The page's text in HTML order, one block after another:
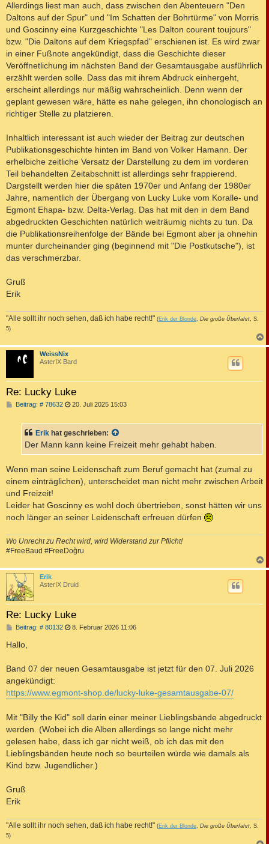
Allerdings liest man auch, dass zwischen den Abenteuern "Den
Daltons auf der Spur" und "Im Schatten der Bohrtürme" von Morris
und Goscinny eine Kurzgeschichte "Les Dalton courent toujours"
bzw. "Die Daltons auf dem Kriegspfad" erschienen ist. Es wird zwar
in einer Fußnote angekündigt, dass die Geschichte dieser
Veröffnetlichung im nächsten Band der Gesamtausgabe ausführlich
erzählt werden solle. Dass das mit ihrem Abdruck einhergeht,
erscheint allerdings nur mäßig wahrscheinlich. Denn wenn der
geplant gewesen wäre, hätte es nahe gelegen, ihn chonologisch an
richtiger Stelle zu platzieren.
Inhaltlich interessant ist auch wieder der Beitrag zur deutschen
Publikationsgeschichte hinten im Band von Volker Hamann. Der
erhelbiche zeitliche Versatz der Darstellung zu dem im vorderen
Teil behandelten Zeitabschnitt ist allerdings sehr frappierend.
Dargstellt werden hier die späten 1970er und Anfang der 1980er
Jahre, namentlich der Übergang von Lucky Luke vom Koralle- und
Egmont Ehapa- bzw. Delta-Verlag. Das hat mit den in dem Band
abgedruckten Geschichten natürlich weiträumig nichts zu tun. Da
die Publikationsreihenfolge der Bände bei Egmont aber ja ohnehin
munter durcheinander ging (beginnend mit "Die Postkutsche"), ist
das verschmerzbar.
Gruß
Erik
"Alle sollt ihr noch sehen, daß ich habe recht!" (Erik der Blonde Die große Überfahrt , S.
5)
a
WeissNix
AsterIX Bard
Re: Lucky Luke
Beitrag: # 78632B
r
a
20. Juli 2025 15:03
Erik hat geschrieben:
Der Mann kann keine Freizeit mehr gehabt haben.
Wenn man seine Leidenschaft zum Beruf gemacht hat (zumal zu
einem einträglichen), unterscheidet man nicht mehr zwischen Arbeit
und Freizeit!
Leider hat Goscinny es wohl doch übertrieben, sonst hätten wir uns
noch länger an seiner Leidenschaft erfreuen dürfen
Wo Unrecht zu Recht wird, wird Widerstand zur Pflicht!
#FreeBaud #FreeDoğru
a
Erik
AsterIX Druid
Re: Lucky Luke
Beitrag: # 80132B
g
8. Februar 2026 11:06
Hallo,
Band 07 der neuen Gesamtausgabe ist jetzt für den 07. Juli 2026
angekündigt:
https://www.egmont-shop.de/lucky-luke-gesamtausgabe-07/
Mit "Billy the Kid" soll darin einer meiner Lieblingsbände abgedruckt
werden. (Wobei ich die Alben allerdings so lange nicht mehr
gelesen habe, dass ich gar nicht weiß, ob ich das mit den
Lieblingsbänden heute noch so beurteilen würde wie damals als
Kind bzw. Jugendlicher.)
Gruß
Erik
"Alle sollt ihr noch sehen, daß ich habe recht!" (Erik der Blonde, Die große Überfahrt, S.
5)